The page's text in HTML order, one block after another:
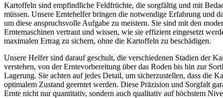
Kartoffeln sind empfindliche Feldfrüchte, die sorgfältig und mit
müssen. Unsere Erntehelfer bringen die notwendige Erfahrung und
um diese anspruchsvolle Aufgabe zu meistern. Sie sind mit den
Erntemaschinen vertraut und wissen, wie sie effizient eingesetzt
maximalen Ertrag zu sichern, ohne die Kartoffeln zu beschädigen.
Unsere Helfer sind darauf geschult, die verschiedenen Stadien der
verstehen, von der Erntevorbereitung über das Roden bis hin zur
Lagerung. Sie achten auf jedes Detail, um sicherzustellen, dass die
optimalem Zustand geerntet werden. Diese Präzision und Sorgfalt
Ernte nicht nur quantitativ, sondern auch qualitativ auf höchstem